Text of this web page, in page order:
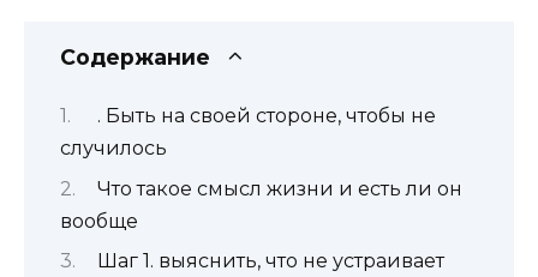
Содержание
. Быть на своей стороне, чтобы не
случилось
Что такое смысл жизни и есть ли он
вообще
Шаг 1. выяснить, что не устраивает